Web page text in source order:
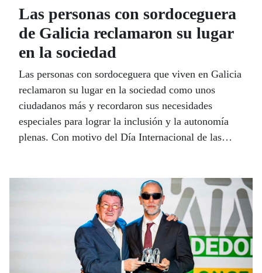
Las personas con sordoceguera
de Galicia reclamaron su lugar
en la sociedad
Las personas con sordoceguera que viven en Galicia
reclamaron su lugar en la sociedad como unos
ciudadanos más y recordaron sus necesidades
especiales para lograr la inclusión y la autonomía
plenas. Con motivo del Día Internacional de las